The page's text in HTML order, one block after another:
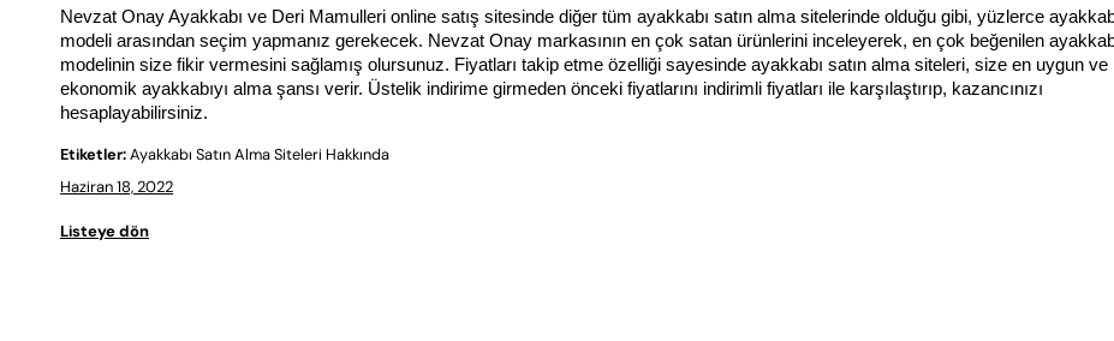
Nevzat Onay Ayakkabı ve Deri Mamulleri online satış sitesinde diğer tüm ayakkabı satın alma sitelerinde olduğu gibi, yüzlerce
modeli arasından seçim yapmanız gerekecek. Nevzat Onay markasının en çok satan ürünlerini inceleyerek, en çok beğenilen
modelinin size fikir vermesini sağlamış olursunuz. Fiyatları takip etme özelliği sayesinde ayakkabı satın alma siteleri, size en uygun ve
ekonomik ayakkabıyı alma şansı verir. Üstelik indirime girmeden önceki fiyatlarını indirimli fiyatları ile karşılaştırıp, kazancınızı
hesaplayabilirsiniz.
Etiketler:Ayakkabı Satın Alma Siteleri Hakkında
Haziran 18, 2022
Listeye dön